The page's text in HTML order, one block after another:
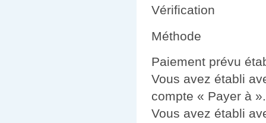
Vérification
Méthode
Paiement prévu
Vous avez établi
compte « Payer à ».
Vous avez établi